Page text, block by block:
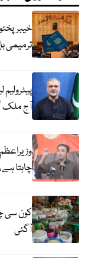
ترمیمی
آج ملک گیر احتجاج،
چاہتا
کون سی
آگئی